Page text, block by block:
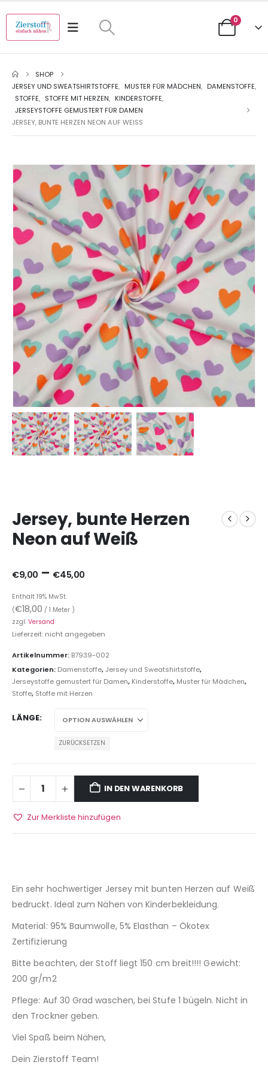
0
SHOP
JERSEY UND SWEATSHIRTSTOFFE, MUSTER FÜR MÄDCHEN, DAMENSTOFFE,
STOFFE, STOFFE MIT HERZEN, KINDERSTOFFE,
JERSEYSTOFFE GEMUSTERT FÜR DAMEN
JERSEY, BUNTE HERZEN NEON AUF WEISS
Jersey, bunte Herzen
Neon auf Weiß
€9,00 – €45,00
Enthält 19% MwSt.
(€18,00 / 1 Meter )
zzgl. Versand
Lieferzeit: nicht angegeben
Artikelnummer: B7939-002
Kategorien: Damenstoffe,Jersey und Sweatshirtstoffe,
Jerseystoffe gemustert für Damen, Kinderstoffe, Muster für Mädchen,
Stoffe, Stoffe mit Herzen
LÄNGE
ZURÜCKSETZEN
IN DEN WARENKORB
Zur Merkliste hinzufügen
Ein sehr hochwertiger Jersey mit bunten Herzen auf Weiß
bedruckt. Ideal zum Nähen von Kinderbekleidung.
Material: 95% Baumwolle, 5% Elasthan – Ökotex
Zertifizierung
Bitte beachten, der Stoff liegt 150 cm breit!!!! Gewicht:
200 gr/m2
Pflege: Auf 30 Grad waschen, bei Stufe 1 bügeln. Nicht in
den Trockner geben.
Viel Spaß beim Nähen,
Dein Zierstoff Team!